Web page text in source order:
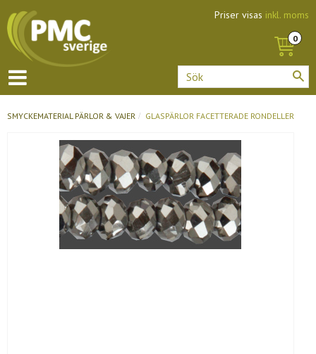
Priser visas inkl. moms
SMYCKEMATERIAL PÄRLOR & VAJER GLASPÄRLOR FACETTERADE RONDELLER